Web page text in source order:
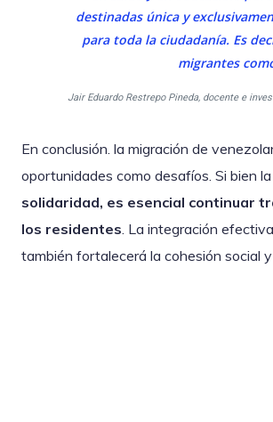
destinadas única y
para toda la ciudadanía. Es
migrantes
Jair Eduardo Restrepo Pineda, docente e
En conclusión. la migración de
oportunidades como desafíos. Si bien
solidaridad, es esencial continuar
los residentes. La integración
también fortalecerá la cohesión social